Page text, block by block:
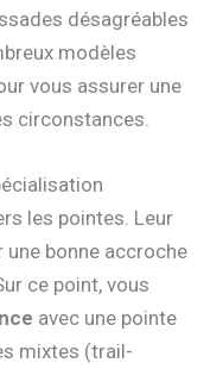
désagréables
modèles
vous assurer une
circonstances.
les pointes. Leur
bonne accroche
ce point, vous
avec une pointe
mixtes (trail-